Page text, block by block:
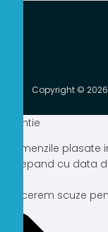
Copyright © 2026
Atentie
Comenzile plasate
incepand cu data
Ne cerem scuze